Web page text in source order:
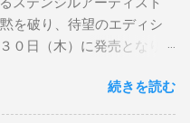
を破り、待望のエディシ
０日（木）に発売となり
イルは今作でも健在。(
ちらから ) 発売日：6月30
続きを読む